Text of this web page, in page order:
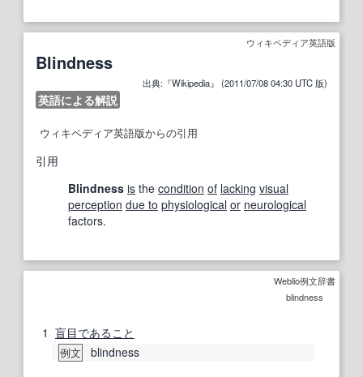
ウィキペディア英語版
Blindness
出典:『Wikipedia』 (2011/07/08 04:30 UTC 版)
英語による解説
ウィキペディア英語版からの引用
引用
Blindness is the condition of lacking visual
perception due to physiological or neurological
factors.
Weblio例文辞書
blindness
1 盲目であること
例文 blindness